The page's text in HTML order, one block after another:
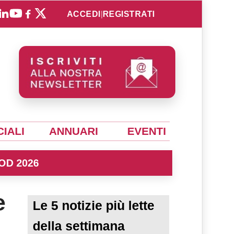
ACCEDI REGISTRATI
ANNUARI EVENTI
2026
Le 5 notizie più lette
della settimana